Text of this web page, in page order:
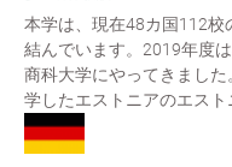
本学は、現在48カ国112校
結んでいます。2019年度
商科大学にやってきまし
学したエストニアのエスト